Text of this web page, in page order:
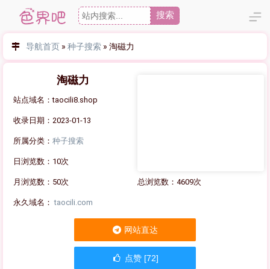
搜索
导航首页 » 种子搜索 » 淘磁力
淘磁力
站点域名：taocili8.shop
收录日期：2023-01-13
所属分类： 种子搜索
日浏览数：10次
月浏览数：50次 总浏览数：4609次
永久域名：taocili.com
网站直达
点赞 [72]